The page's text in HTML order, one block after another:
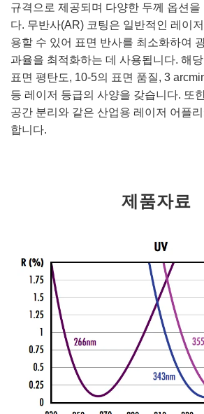
규격으로 제공되며 다양한 두께 옵션을
다. 무반사(AR) 코팅은 일반적인 레이
용할 수 있어 표면 반사를 최소화하여
과율을 최적화하는 데 사용됩니다. 해
표면 평탄도, 10-5의 표면 품질, 3
등 레이저 등급의 사양을 갖습니다. 또
공간 분리와 같은 산업용 레이저 어플
합니다.
제품자료